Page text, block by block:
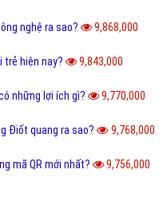
nghệ ra sao? 9,868,000
trẻ hiện nay? 9,843,000
những lợi ích gì? 9,770,000
Điốt quang ra sao? 9,768,000
mã QR mới nhất? 9,756,000